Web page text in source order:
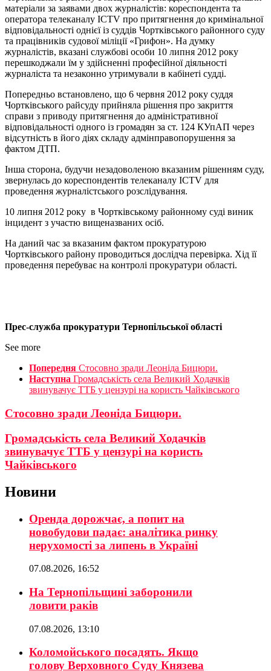
матеріали за заявами двох журналістів: кореспондента та
оператора телеканалу ICTV про притягнення до кримінальної
відповідальності однієї із суддів Чортківського районного суду
та працівників судової міліції «Грифон». На думку
журналістів, вказані службові особи 10 липня 2012 року
перешкоджали їм у здійсненні професійної діяльності
журналіста та незаконно утримували в кабінеті судді.
Попередньо встановлено, що 6 червня 2012 року суддя
Чортківського райсуду прийняла рішення про закриття
справи з приводу притягнення до адміністративної
відповідальності одного із громадян за ст. 124 КУпАП через
відсутність в його діях складу адмінправопорушення за
фактом ДТП.
Інша сторона, будучи незадоволеною вказаним рішенням суду,
звернулась до кореспондентів телеканалу ICTV для
проведення журналістського розслідування.
10 липня 2012 року в Чортківському районному суді виник
інцидент з участю вищеназваних осіб.
На даний час за вказаним фактом прокуратурою
Чортківського району проводиться дослідча перевірка. Хід її
проведення перебуває на контролі прокуратури області.
Прес-служба прокуратури Тернопільської області
See more
Попередня Cтосовно зради Леоніда Бицюри.
Наступна Громадськість села Великий Ходачків
звинувачує ТТБ у цензурі на користь Чайківського
Cтосовно зради Леоніда Бицюри.
Громадськість села Великий Ходачків
звинувачує ТТБ у цензурі на користь
Чайківського
Новини
Оренда дорожчає, а попит на
новобудови падає: аналітика ринку
нерухомості за липень в Україні
07.08.2026, 16:52
На Тернопільщині заборонили
ловити раків
07.08.2026, 13:10
Коломойського посадять. Якщо
голову Верховного Суду Князева